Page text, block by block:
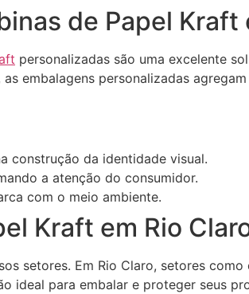
de Papel Kraft
personalizadas são uma excelente
embalagens personalizadas
construção da identidade visual.
a atenção do consumidor.
com o meio ambiente.
Kraft em Rio
setores. Em Rio Claro, setores
ideal para embalar e proteger seus